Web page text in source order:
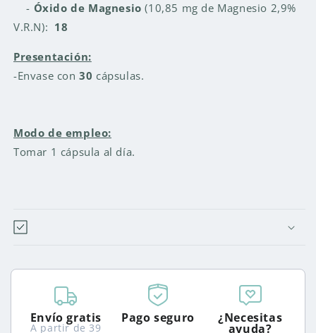
- Óxido de Magnesio (10,85 mg de Magnesio 2,9%
V.R.N): 18
Presentación:
-Envase con 30 cápsulas.
Modo de empleo:
Tomar 1 cápsula al día.
Envío gratis
A partir de 39
Pago seguro ¿Necesitas
ayuda?